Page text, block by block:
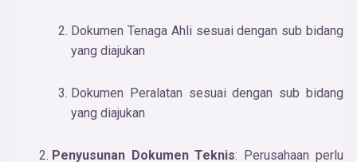
Dokumen Tenaga Ahli sesuai dengan sub bidang
yang diajukan
Dokumen Peralatan sesuai dengan sub bidang
yang diajukan
Penyusunan Dokumen Teknis: Perusahaan perlu